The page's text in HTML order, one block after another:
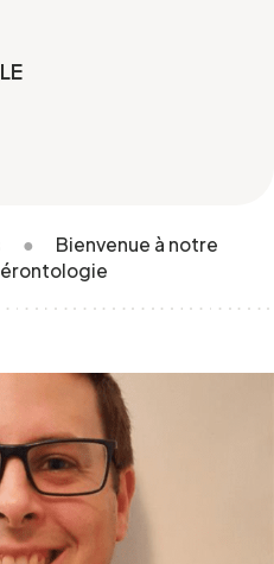
●
Bienvenue à notre